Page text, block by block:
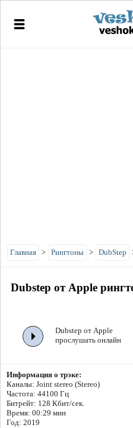
Главная > Рингтоны > DubStep
Dubstep от Apple
Dubstep от Apple
прослушать онлайн
Информация о трэке:
Каналы: Joint stereo (Stereo)
Частота: 44100 Гц
Битрейт: 128 Кбит/сек.
Время: 00:29 мин
Год: 2019